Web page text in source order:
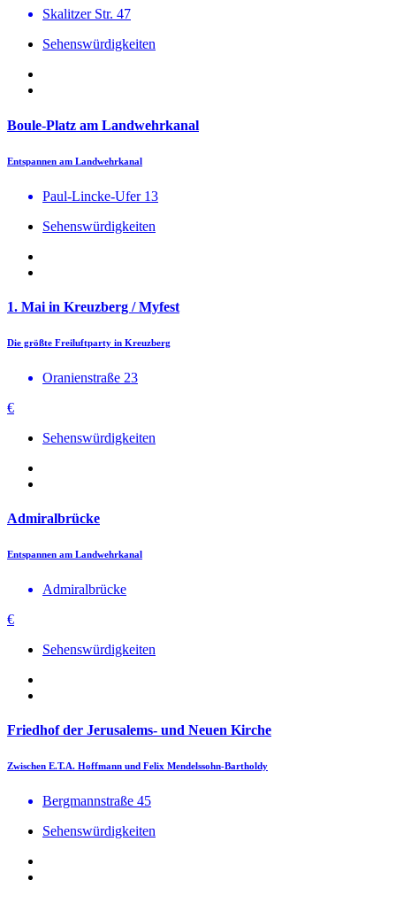
Skalitzer Str. 47
Sehenswürdigkeiten
Boule-Platz am Landwehrkanal
Entspannen am Landwehrkanal
Paul-Lincke-Ufer 13
Sehenswürdigkeiten
1. Mai in Kreuzberg / Myfest
Die größte Freiluftparty in Kreuzberg
Oranienstraße 23
€
Sehenswürdigkeiten
Admiralbrücke
Entspannen am Landwehrkanal
Admiralbrücke
€
Sehenswürdigkeiten
Friedhof der Jerusalems- und Neuen Kirche
Zwischen E.T.A. Hoffmann und Felix Mendelssohn-Bartholdy
Bergmannstraße 45
Sehenswürdigkeiten